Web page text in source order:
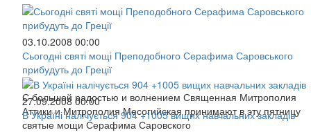
03.10.2008 00:00
Сьогодні святі мощі Преподобного Серафима Саровського
прибудуть до Греції
С большой радостью и волнением Священная Митрополия
Аттики и Митрополия Месогийская принимают в эту пятницу
святые мощи Серафима Саровского
27.09.2008 00:00
В Україні налічується 904 +1005 вищих навчальних закладів